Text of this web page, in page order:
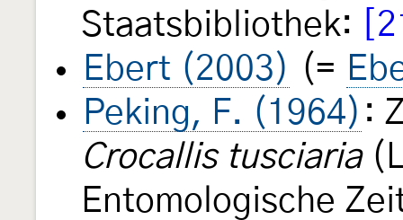
Staatsbibliothek:
Ebert (2003) (=
Peking, F. (1964) :
Crocallis tusciaria
Entomologische